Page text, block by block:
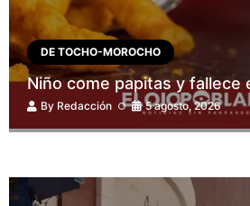
DE TOCHO-MOROCHO
Niño come papitas y fallece
By Redacción 5 agosto, 2026